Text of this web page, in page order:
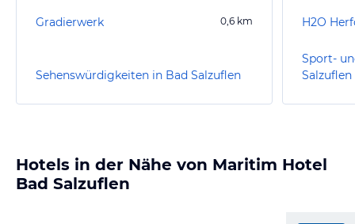
Gradierwerk 0,6 km
Sehenswürdigkeiten in Bad Salzuflen
Sport-
Salzuflen
Hotels in der Nähe von Maritim Hotel
Bad Salzuflen